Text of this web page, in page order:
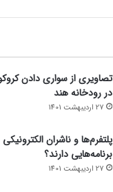
تصاویری از سواری دادن
در رودخانه هند
27 اردیبهشت 1401
پلتفرم‌ها و ناشران
برنامه‌هایی دارند؟
27 اردیبهشت 1401